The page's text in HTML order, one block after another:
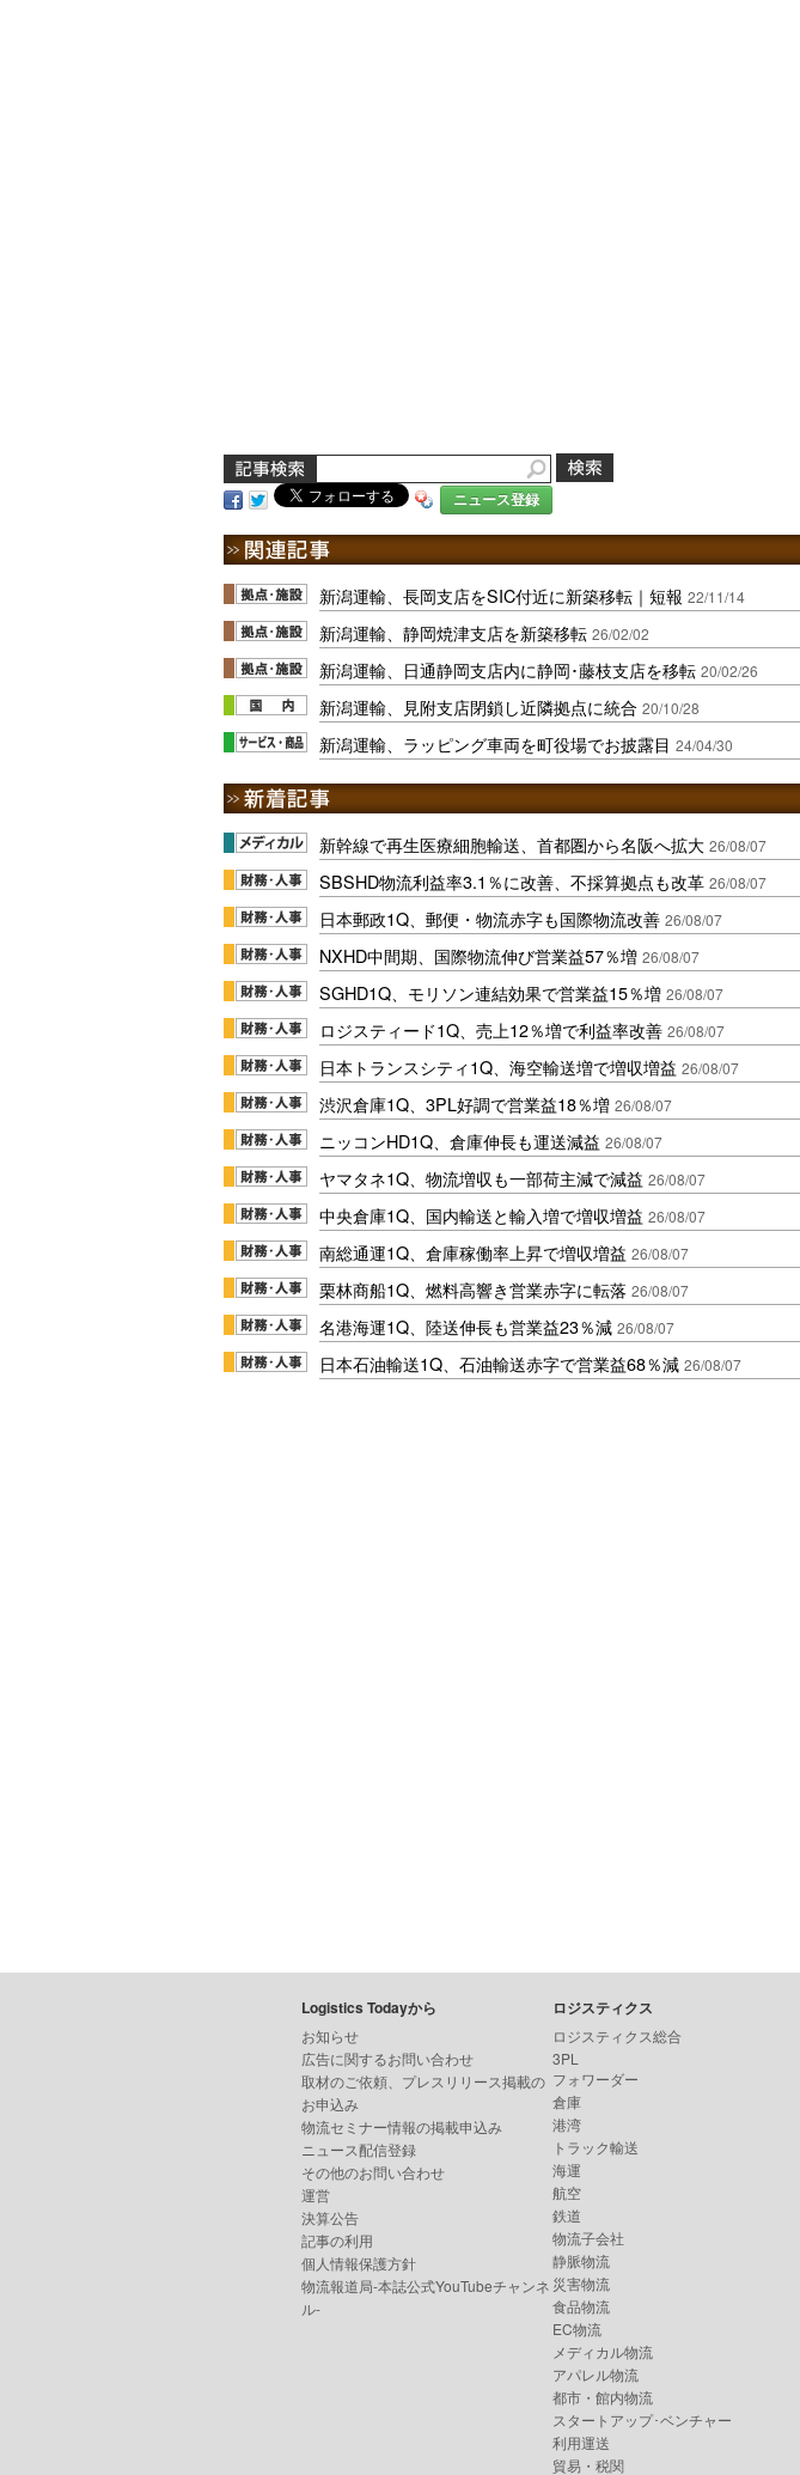
ニュース登録
新潟運輸、長岡支店をSIC付近に新築移転｜短報 22/11/14
新潟運輸、静岡焼津支店を新築移転 26/02/02
新潟運輸、日通静岡支店内に静岡･藤枝支店を移転 20/02/26
新潟運輸、見附支店閉鎖し近隣拠点に統合 20/10/28
新潟運輸、ラッピング車両を町役場でお披露目 24/04/30
新幹線で再生医療細胞輸送、首都圏から名阪へ拡大 26/08/07
SBSHD物流利益率3.1％に改善、不採算拠点も改革 26/08/07
日本郵政1Q、郵便・物流赤字も国際物流改善 26/08/07
NXHD中間期、国際物流伸び営業益57％増 26/08/07
SGHD1Q、モリソン連結効果で営業益15％増 26/08/07
ロジスティード1Q、売上12％増で利益率改善 26/08/07
日本トランスシティ1Q、海空輸送増で増収増益 26/08/07
渋沢倉庫1Q、3PL好調で営業益18％増 26/08/07
ニッコンHD1Q、倉庫伸長も運送減益 26/08/07
ヤマタネ1Q、物流増収も一部荷主減で減益 26/08/07
中央倉庫1Q、国内輸送と輸入増で増収増益 26/08/07
南総通運1Q、倉庫稼働率上昇で増収増益 26/08/07
栗林商船1Q、燃料高響き営業赤字に転落 26/08/07
名港海運1Q、陸送伸長も営業益23％減 26/08/07
日本石油輸送1Q、石油輸送赤字で営業益68％減 26/08/07
Logistics Todayから
お知らせ
広告に関するお問い合わせ
取材のご依頼、プレスリリース掲載の
お申込み
物流セミナー情報の掲載申込み
ニュース配信登録
その他のお問い合わせ
運営
決算公告
記事の利用
個人情報保護方針
物流報道局-本誌公式YouTubeチャンネ
ル-
ロジスティクス
ロジスティクス総合
3PL
フォワーダー
倉庫
港湾
トラック輸送
海運
航空
鉄道
物流子会社
静脈物流
災害物流
食品物流
EC物流
メディカル物流
アパレル物流
都市・館内物流
スタートアップ･ベンチャー
利用運送
貿易・税関